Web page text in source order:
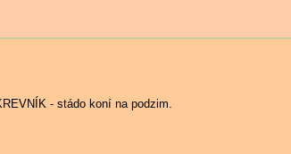
- stádo koní na podzim.